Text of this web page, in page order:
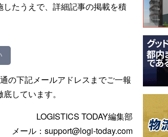
たうえで、詳細記事の掲載を積
の下記メールアドレスまでご一報
しています。
LOGISTICS TODAY編集部
メール：support@logi-today.com